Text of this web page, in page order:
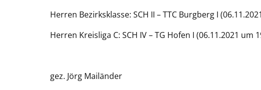
Herren Bezirksklasse: SCH II – TTC Burgberg I
Herren Kreisliga C: SCH IV – TG Hofen I (06.11.2021 um
gez. Jörg Mailänder